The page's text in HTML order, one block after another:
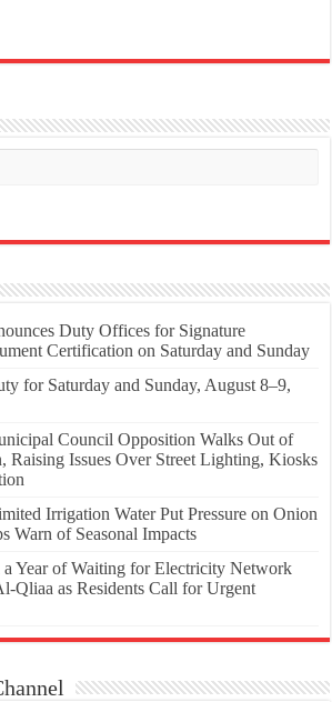
Duty Offices for Signature
Certification on Saturday and Sunday
for Saturday and Sunday, August 8–9,
Council Opposition Walks Out of
Raising Issues Over Street Lighting, Kiosks
Irrigation Water Put Pressure on Onion
Warn of Seasonal Impacts
a Year of Waiting for Electricity Network
Qliaa as Residents Call for Urgent